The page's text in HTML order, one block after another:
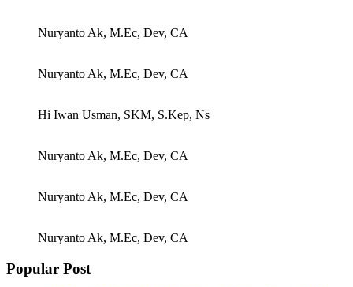
Nuryanto Ak, M.Ec, Dev, CA
Nuryanto Ak, M.Ec, Dev, CA
Hi Iwan Usman, SKM, S.Kep, Ns
Nuryanto Ak, M.Ec, Dev, CA
Nuryanto Ak, M.Ec, Dev, CA
Nuryanto Ak, M.Ec, Dev, CA
Popular Post